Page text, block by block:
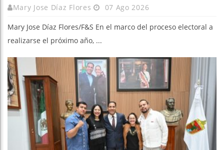
Mary Jose Díaz Flores 07 Ago 2026
Mary Jose Díaz Flores/F&S En el marco del proceso electoral a
realizarse el próximo año, ...